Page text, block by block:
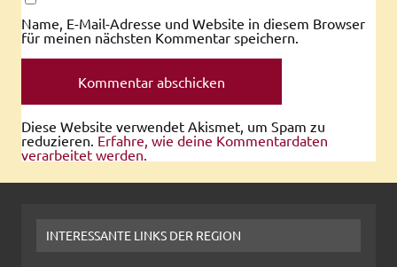
Name, E-Mail-Adresse und Website in diesem Browser
für meinen nächsten Kommentar speichern.
Diese Website verwendet Akismet, um Spam zu
reduzieren. Erfahre, wie deine Kommentardaten
verarbeitet werden.
INTERESSANTE LINKS DER REGION